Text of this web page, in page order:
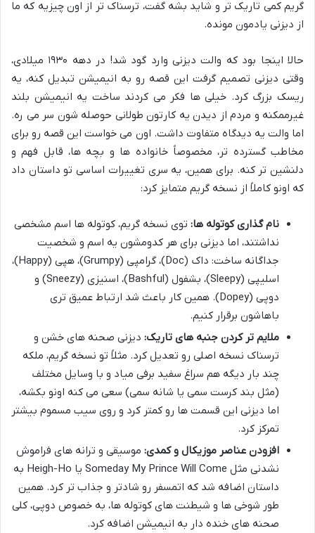
گریم کمی تاریک تر و شاید بشه گفت، ترسناک تر از اون چیزیه که ما
از دیزنی یادمون مونده.
حالا اینجا بود که والت دیزنی وارد گود شد! در دهه ۱۹۳۰ میلادی،
وقتی دیزنی تصمیم گرفت این قصه رو به انیمیشن تبدیل کنه، یه
ریسک بزرگ کرد. خیلی ها فکر می کردند ساخت یه انیمیشن بلند
غیرممکنه و مردم از دیدن یه کارتون طولانی حوصله شون سر می ره.
اما والت یه دیدگاه متفاوت داشت. اون می خواست این قصه رو برای
مخاطب گسترده تر، مخصوصاً خانواده ها و بچه ها، قابل فهم و
دلنشین تر کنه. برای همین، یه سری تغییرات اساسی تو داستان داد
که اونو کاملاً از نسخه گریم متمایز کرد:
نام گذاری کوتوله ها: توی نسخه گریم، کوتوله ها اسم مشخصی
نداشتند، اما دیزنی برای هر کدومشون یه اسم و شخصیت
جداگانه ساخت: داک (Doc)، گرامپی (Grumpy)، هپی (Happy)،
اسلیپی (Sleepy)، بشفول (Bashful)، اسنیزی (Sneezy) و
دوپی (Dopey). همین کار باعث شد ارتباط عمیق تری
باهاشون برقرار کنیم.
ملایم تر کردن جنبه های تاریک: دیزنی صحنه های خشن و
ترسناک نسخه اصلی رو تعدیل کرد. مثلاً تو نسخه گریم، ملکه
چند بار دیگه هم سراغ سفید برفی میاد و با وسایل مختلف
(مثل بند کرست سمی یا شانه سمی) سعی می کنه اونو بکشه،
اما دیزنی این قسمت ها رو کمتر کرد و روی سیب مسموم بیشتر
تمرکز کرد.
افزودن عناصر موزیکال و کمدی: موسیقی و ترانه های فراموش
نشدنی مثل Someday My Prince Will Come یا Heigh-Ho به
داستان اضافه شد که اتمسفر رو شادتر و جذاب تر کرد. همین
طور شوخی ها و شیطنت های کوتوله ها، به خصوص دوپی، کلی
صحنه های خنده دار به انیمیشن اضافه کرد.